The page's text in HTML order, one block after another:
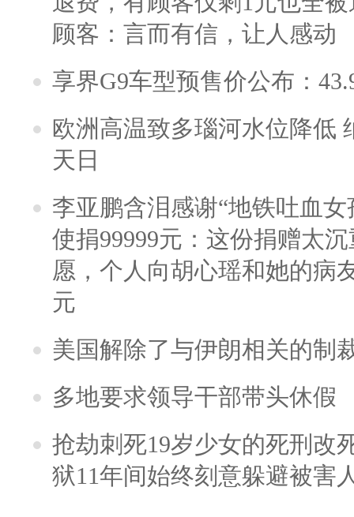
顾客：言而有信，让人感动
享界G9车型预售价公布：
欧洲高温致多瑙河水位降低
天日
李亚鹏含泪感谢“地铁吐血
使捐99999元：这份捐赠太
愿，个人向胡心瑶和她的病
元
美国解除了与伊朗相关的制
多地要求领导干部带头休假
抢劫刺死19岁少女的死刑改
狱11年间始终刻意躲避被害